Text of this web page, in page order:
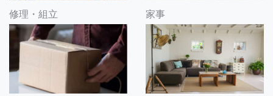
修理・組立 家事